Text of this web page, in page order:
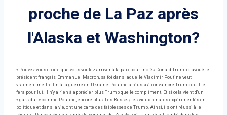
proche de La Paz après
l'Alaska et Washington?
« Pouvez-vous croire que vous voulez arriver à la paix pour moi? » Donald Trump a avoué le
président français, Emmanuel Macron, sa foi dans laquelle Vladimir Poutine veut
vraiment mettre fin à la guerre en Ukraine. Poutine a réussi à convaincre Trump qu'il le
fera pour lui. Il n'y a rien à apprécier plus Trump que le compliment. Et si cela vient d'un
« gars dur » comme Poutine, encore plus. Les Russes, les vieux renards expérimentés en
politique et dans la vie, ont une carte des faiblesses de Trump. Ainsi, ils ont réussi à le